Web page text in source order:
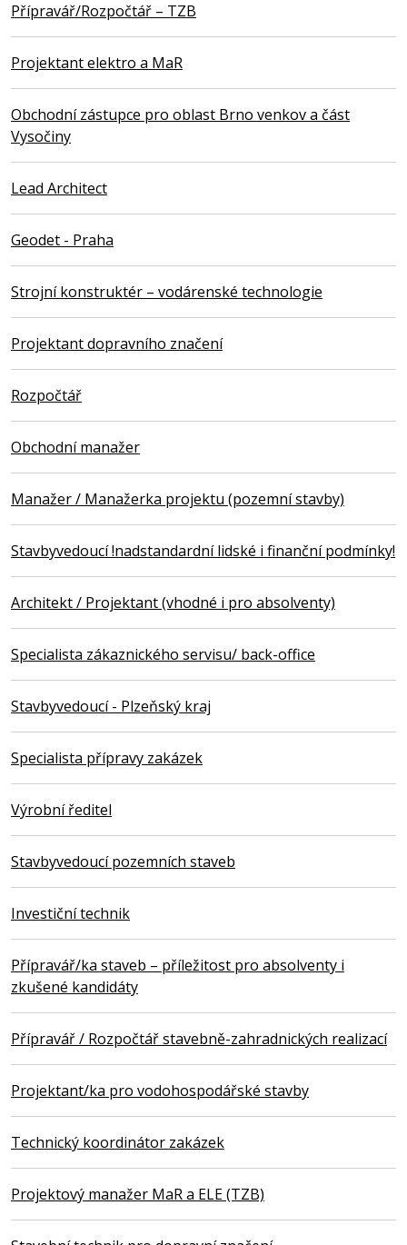
Přípravář/Rozpočtář – TZB
Projektant elektro a MaR
Obchodní zástupce pro oblast Brno venkov a část
Vysočiny
Lead Architect
Geodet - Praha
Strojní konstruktér – vodárenské technologie
Projektant dopravního značení
Rozpočtář
Obchodní manažer
Manažer / Manažerka projektu (pozemní stavby)
Stavbyvedoucí !nadstandardní lidské i finanční podmínky!
Architekt / Projektant (vhodné i pro absolventy)
Specialista zákaznického servisu/ back-office
Stavbyvedoucí - Plzeňský kraj
Specialista přípravy zakázek
Výrobní ředitel
Stavbyvedoucí pozemních staveb
Investiční technik
Přípravář/ka staveb – příležitost pro absolventy i
zkušené kandidáty
Přípravář / Rozpočtář stavebně-zahradnických realizací
Projektant/ka pro vodohospodářské stavby
Technický koordinátor zakázek
Projektový manažer MaR a ELE (TZB)